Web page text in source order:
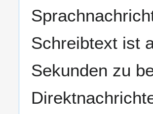
Schreibtext ist
Sekunden zu